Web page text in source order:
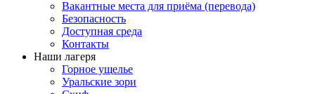
Вакантные места для приёма (перевода)
Безопасность
Доступная среда
Контакты
Наши лагеря
Горное ущелье
Уральские зори